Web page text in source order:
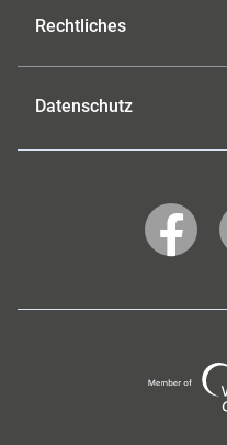
Rechtliches
Datenschutz
auf